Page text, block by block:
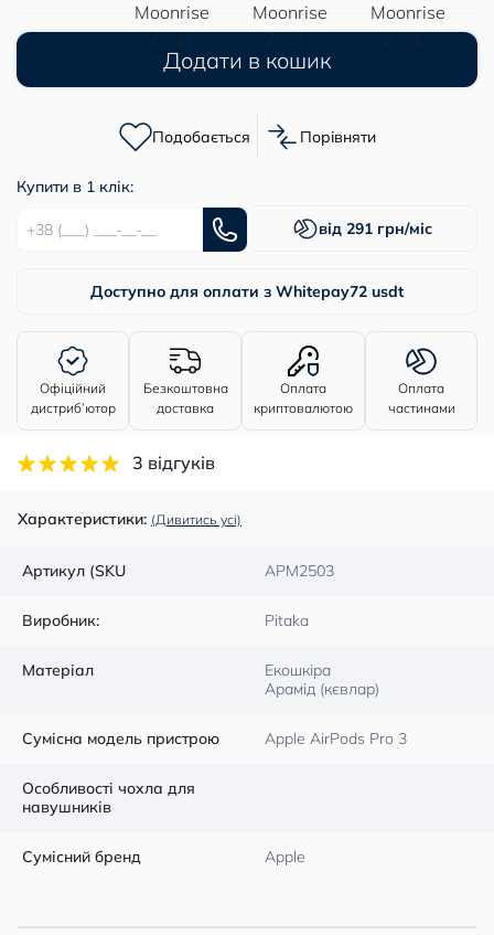
Додати в кошик
Подобається Порівняти
Купити в 1 клік:
від 291 грн/міс
Доступно для оплати з Whitepay72 usdt
Офіційний
дистриб’ютор
Безкоштовна
доставка
Оплата
криптовалютою
Оплата
частинами
3 відгуків
Характеристики: (Дивитись усі)
Артикул (SKU APM2503
Виробник: Pitaka
Матеріал
Екошкіра
Арамід (кєвлар)
Сумісна модель пристрою Apple AirPods Pro 3
Особливості чохла для
навушників
Сумісний бренд Apple